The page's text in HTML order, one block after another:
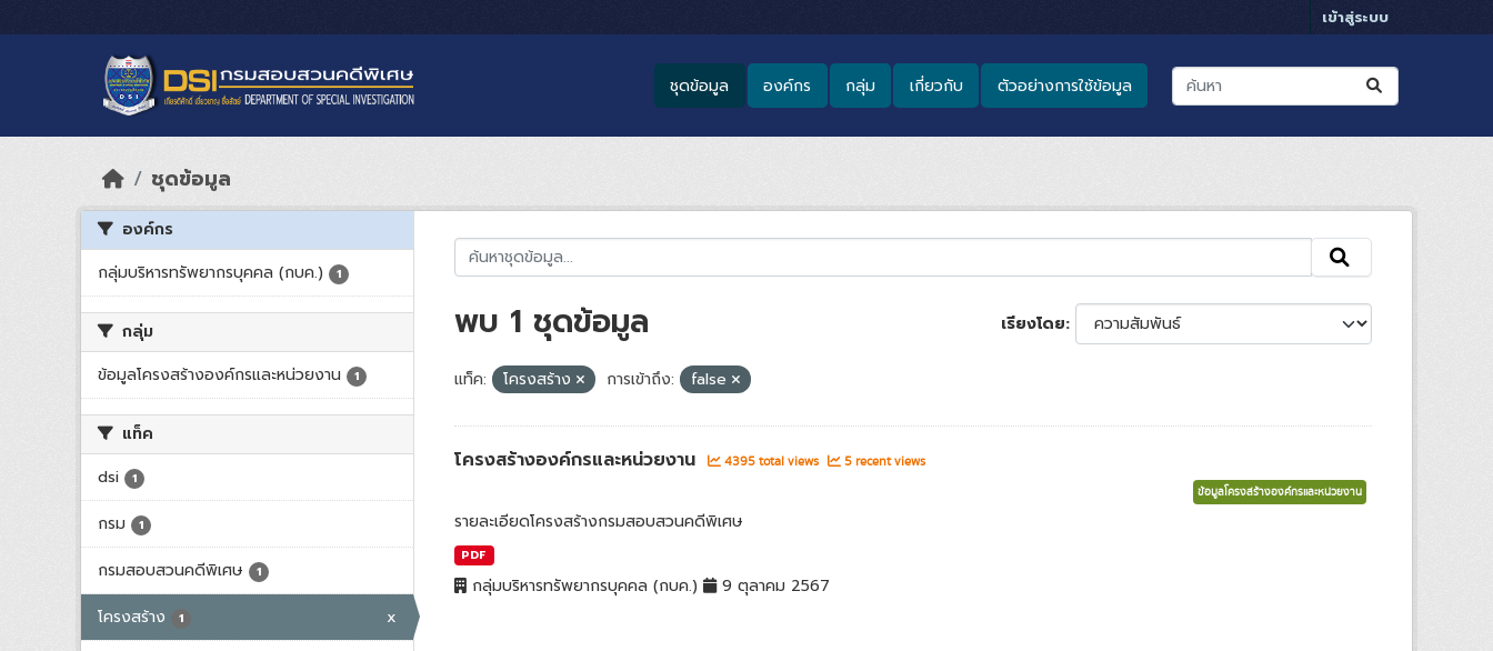
เข้าสู่ระบบ
ชุดข้อมูล องค์กร กลุ่ม เกี่ยวกับ ตัวอย่างการใช้ข้อมูล
ชุดข้อมูล
องค์กร
กลุ่มบริหารทรัพยากรบุคคล (กบค.)
1
กลุ่ม
ข้อมูลโครงสร้างองค์กรและหน่วยงาน
1
แท็ค
dsi
1
กรม 1
กรมสอบสวนคดีพิเศษ 1
โครงสร้าง 1 x
เรียงโดย
พบ 1 ชุดข้อมูล
แท็ค: โครงสร้าง การเข้าถึง: false
โครงสร้างองค์กรและหน่วยงาน 4395 total views 5 recent views
ข้อมูลโครงสร้างองค์กรและหน่วยงาน
รายละเอียดโครงสร้างกรมสอบสวนคดีพิเศษ
PDF
กลุ่มบริหารทรัพยากรบุคคล (กบค.) 9 ตุลาคม 2567